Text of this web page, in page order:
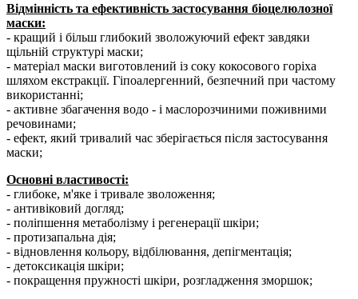
Відмінність та ефективність застосування біоцелюлозної
маски:
- кращий і більш глибокий зволожуючий ефект завдяки
щільній структурі маски;
- матеріал маски виготовлений із соку кокосового горіха
шляхом екстракції. Гіпоалергенний, безпечний при частому
використанні;
- активне збагачення водо - і маслорозчиними поживними
речовинами;
- ефект, який тривалий час зберігається після застосування
маски;
Основні властивості:
- глибоке, м'яке і тривале зволоження;
- антивіковий догляд;
- поліпшення метаболізму і регенерації шкіри;
- протизапальна дія;
- відновлення кольору, відбілювання, депігментація;
- детоксикація шкіри;
- покращення пружності шкіри, розгладження зморшок;